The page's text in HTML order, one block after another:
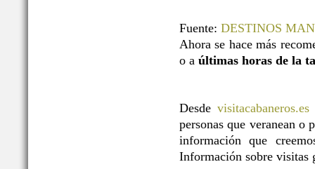
Fuente: DESTINOS
Ahora se hace más
o a últimas horas de la
Desdevisitacabaneros.es
personas que veranean o
información que
Información sobre visitas